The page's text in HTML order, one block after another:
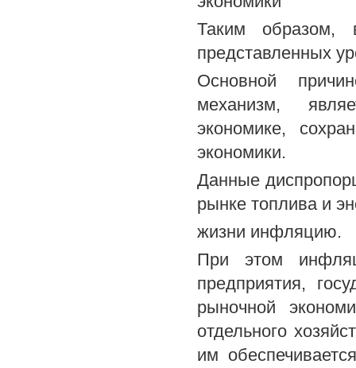
Таким образом,
представленных
Основной
механизм,
экономике,
экономики.
Данные
рынке топлива и
жизни инфляцию.
При этом
предприятия,
рыночной
отдельного
им